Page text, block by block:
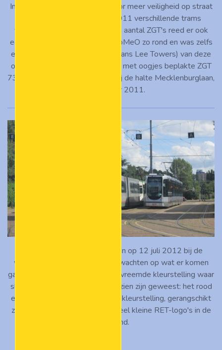
In het kader van een initiatief voor meer veiligheid op straat
in Rotterdam-West, zijn in 2011 verschillende trams
voorzien van oogjes. Naast een aantal ZGT's reed er ook
een werkwagen van Stichting RoMeO zo rond en was zelfs
een van de Europoint-torens (thans Lee Towers) van deze
ogen voorzien. De foto toont de met oogjes beplakte ZGT
735 op lijn 7 naar Woudestein bij de halte Mecklenburglaan,
6 september 2011.
ZGT-stellen 739 en 715 staan op 12 juli 2012 bij de
werkplaats aan de Kleiweg te wachten op wat er komen
gaat. De 715 is gestoken in een vreemde kleurstelling waar
slechts een paar ZGT's van voorzien zijn geweest: het rood
en groen op grijs van de nieuwe kleurstelling, gerangschikt
zoals het wit-groen, met heel veel kleine RET-logo's in de
rode band.